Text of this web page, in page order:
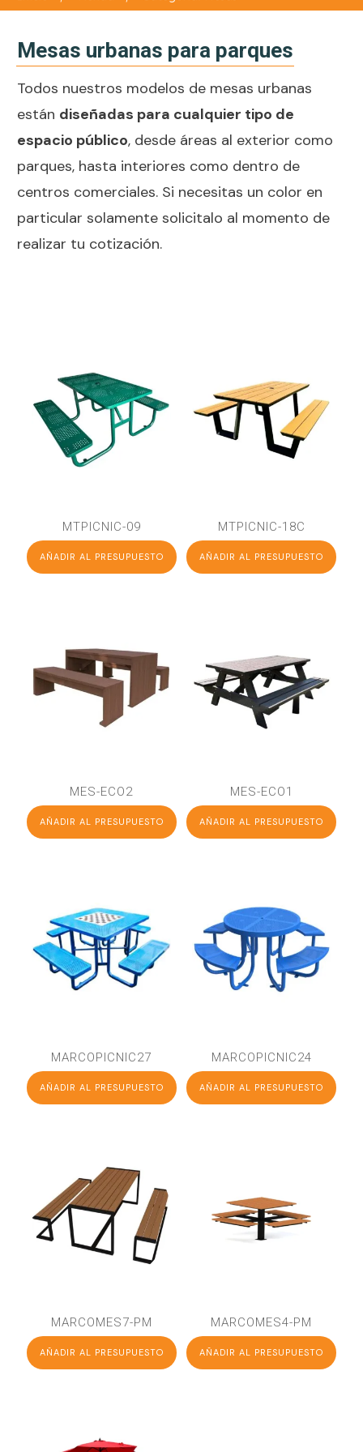
Mesas urbanas para parques
Todos nuestros modelos de mesas urbanas
están diseñadas para cualquier tipo de
espacio público, desde áreas al exterior como
parques, hasta interiores como dentro de
centros comerciales. Si necesitas un color en
particular solamente solicitalo al momento de
realizar tu cotización.
MTPICNIC-09
AÑADIR AL PRESUPUESTO
MTPICNIC-18C
AÑADIR AL PRESUPUESTO
MES-ECO2
AÑADIR AL PRESUPUESTO
MES-ECO1
AÑADIR AL PRESUPUESTO
MARCOPICNIC27
AÑADIR AL PRESUPUESTO
MARCOPICNIC24
AÑADIR AL PRESUPUESTO
MARCOMES7-PM
AÑADIR AL PRESUPUESTO
MARCOMES4-PM
AÑADIR AL PRESUPUESTO